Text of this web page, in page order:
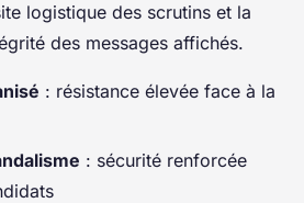
logistique des scrutins et la
des messages affichés.
: résistance élevée face à la
: sécurité renforcée